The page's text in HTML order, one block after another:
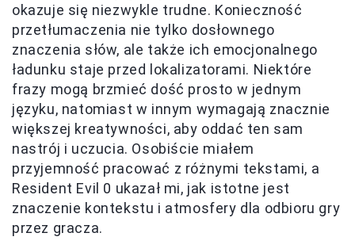
okazuje się niezwykle trudne. Konieczność
przetłumaczenia nie tylko dosłownego
znaczenia słów, ale także ich emocjonalnego
ładunku staje przed lokalizatorami. Niektóre
frazy mogą brzmieć dość prosto w jednym
języku, natomiast w innym wymagają znacznie
większej kreatywności, aby oddać ten sam
nastrój i uczucia. Osobiście miałem
przyjemność pracować z różnymi tekstami, a
Resident Evil 0 ukazał mi, jak istotne jest
znaczenie kontekstu i atmosfery dla odbioru gry
przez gracza.